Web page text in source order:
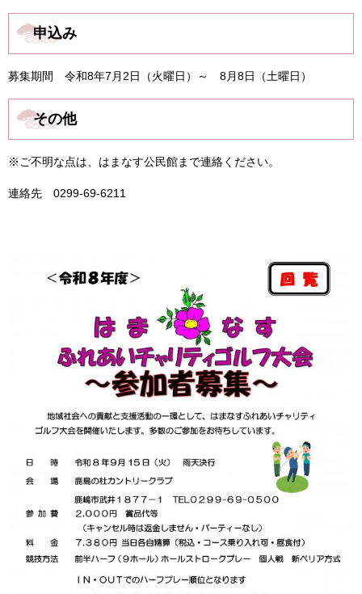
申込み
募集期間 令和8年7月2日（火曜日）～ 8月8日（土曜日）
その他
※ご不明な点は、はまなす公民館まで連絡ください。
連絡先 0299-69-6211